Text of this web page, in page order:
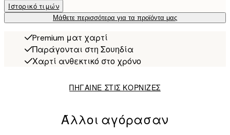
Ιστορικό τιμών
Μάθετε περισσότερα για τα προϊόντα μας
Premium ματ χαρτί
Παράγονται στη Σουηδία
Χαρτί ανθεκτικό στο χρόνο
ΠΗΓΑΙΝΕ ΣΤΙΣ ΚΟΡΝΙΖΕΣ
Άλλοι αγόρασαν